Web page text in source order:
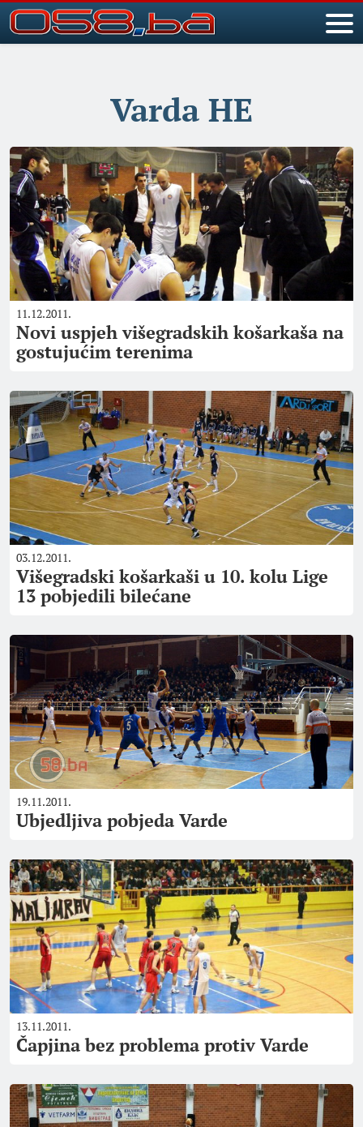
Varda HE
11.12.2011.
Novi uspjeh višegradskih košarkaša na
gostujućim terenima
03.12.2011.
Višegradski košarkaši u 10. kolu Lige
13 pobjedili bilećane
19.11.2011.
Ubjedljiva pobjeda Varde
13.11.2011.
Čapjina bez problema protiv Varde